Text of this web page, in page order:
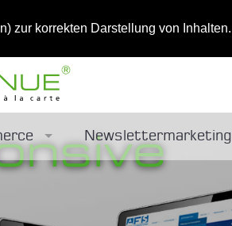
zur korrekten Darstellung von Inhalten.
von ChatGPT wird
Newslettermarketing